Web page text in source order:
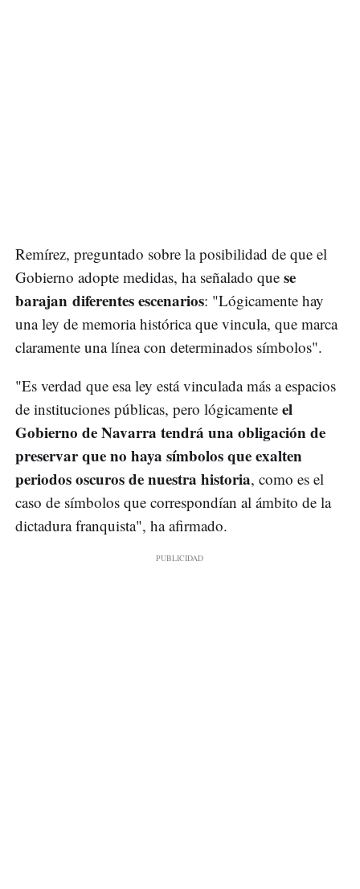
Remírez, preguntado sobre la posibilidad de que el
Gobierno adopte medidas, ha señalado que se
barajan diferentes escenarios: "Lógicamente hay
una ley de memoria histórica que vincula, que marca
claramente una línea con determinados símbolos".
"Es verdad que esa ley está vinculada más a espacios
de instituciones públicas, pero lógicamente el
Gobierno de Navarra tendrá una obligación de
preservar que no haya símbolos que exalten
periodos oscuros de nuestra historia, como es el
caso de símbolos que correspondían al ámbito de la
dictadura franquista", ha afirmado.